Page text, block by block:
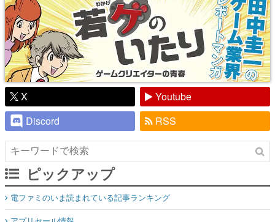
X
Youtube
Discord
RSS
ピックアップ
電ファミのいま読まれている記事ランキング